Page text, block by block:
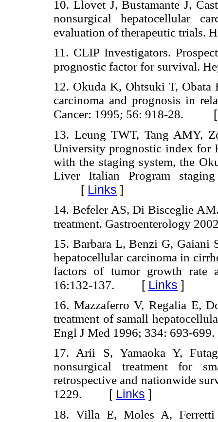
10. Llovet J, Bustamante J,
nonsurgical hepatocellular
evaluation of therapeutic trials.
11. CLIP Investigators.
prognostic factor for survival.
12. Okuda K, Ohtsuki T,
carcinoma and prognosis in
Cancer: 1995; 56: 918-28.
13. Leung TWT, Tang AMY,
University prognostic index for
with the staging system, the
Liver Italian Program
[ Links ]
14. Befeler AS, Di Bisceglie
treatment. Gastroenterology
15. Barbara L, Benzi G, Gaiani
hepatocellular carcinoma in
factors of tumor growth rate
16:132-137. [ Links ]
16. Mazzaferro V, Regalia E,
treatment of samall
Engl J Med 1996; 334: 693-699.
17. Arii S, Yamaoka Y,
nonsurgical treatment for
retrospective and nationwide
1229. [ Links ]
18. Villa E, Moles A,